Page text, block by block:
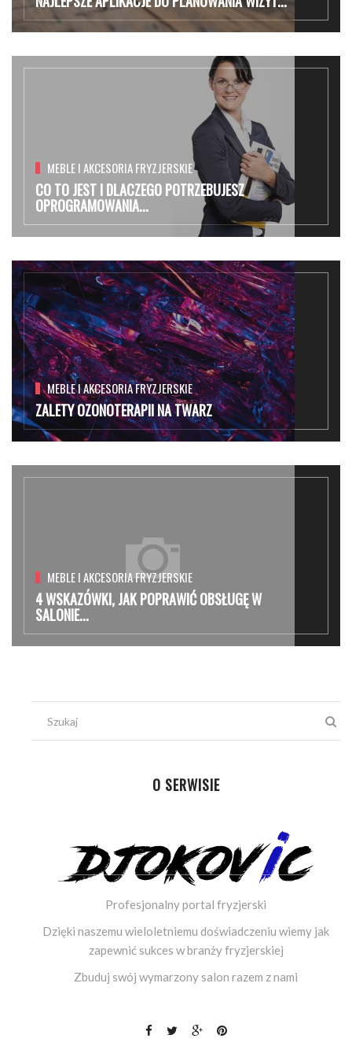
MEBLE I AKCESORIA FRYZJERSKIE
CO TO JEST I DLACZEGO POTRZEBUJESZ
OPROGRAMOWANIA...
MEBLE I AKCESORIA FRYZJERSKIE
ZALETY OZONOTERAPII NA TWARZ
MEBLE I AKCESORIA FRYZJERSKIE
4 WSKAZÓWKI, JAK POPRAWIĆ OBSŁUGĘ W
SALONIE...
O SERWISIE
Profesjonalny portal fryzjerski
Dzięki naszemu wieloletniemu doświadczeniu wiemy jak
zapewnić sukces w branży fryzjerskiej
Zbuduj swój wymarzony salon razem z nami